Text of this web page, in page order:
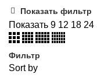
Показать фильтр
Показать 9 12 18 24
Фильтр
Sort by